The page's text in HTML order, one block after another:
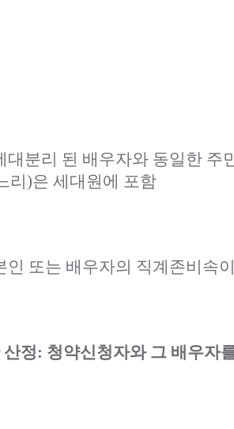
분리 된 배우자와 동일한 주
리)은 세대원에 포함
또는 배우자의 직계존비속
정: 청약신청자와 그 배우자